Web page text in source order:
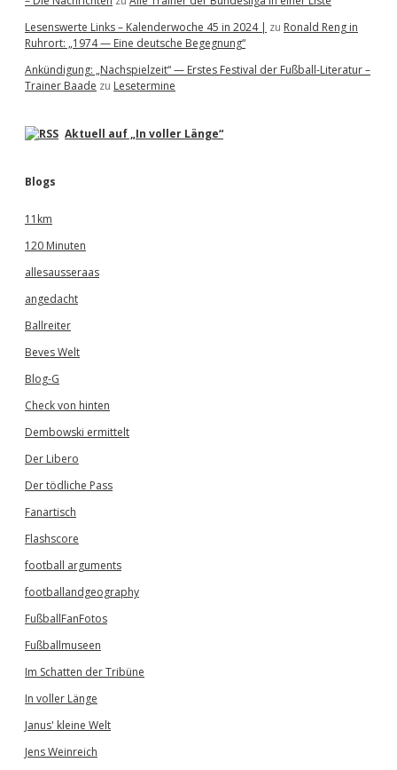
Lesenswerte Links – Kalenderwoche 45 in 2024 | zu Ronald Reng in
Ruhrort: „1974 — Eine deutsche Begegnung“
Ankündigung: „Nachspielzeit“ — Erstes Festival der Fußball-Literatur –
Trainer Baade zu Lesetermine
Aktuell auf „In voller Länge“
Blogs
11km
120 Minuten
allesausseraas
angedacht
Ballreiter
Beves Welt
Blog-G
Check von hinten
Dembowski ermittelt
Der Libero
Der tödliche Pass
Fanartisch
Flashscore
football arguments
footballandgeography
FußballFanFotos
Fußballmuseen
Im Schatten der Tribüne
In voller Länge
Janus' kleine Welt
Jens Weinreich